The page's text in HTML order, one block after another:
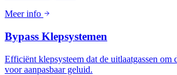
Meer info
Bypass Klepsystemen
Efficiënt klepsysteem dat de uitlaatgassen om
voor aanpasbaar geluid.